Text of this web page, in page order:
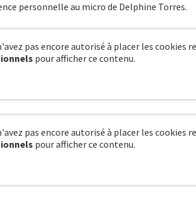
personnelle au micro de Delphine Torres.
pas encore autorisé à placer les cookies
pour afficher ce contenu.
pas encore autorisé à placer les cookies
pour afficher ce contenu.